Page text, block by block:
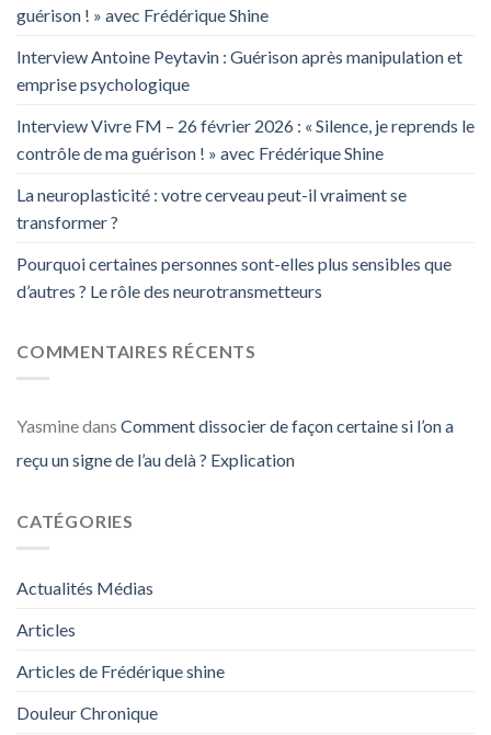
guérison ! » avec Frédérique Shine
Interview Antoine Peytavin : Guérison après manipulation et
emprise psychologique
Interview Vivre FM – 26 février 2026 : « Silence, je reprends le
contrôle de ma guérison ! » avec Frédérique Shine
La neuroplasticité : votre cerveau peut-il vraiment se
transformer ?
Pourquoi certaines personnes sont-elles plus sensibles que
d’autres ? Le rôle des neurotransmetteurs
COMMENTAIRES RÉCENTS
Yasminedans Comment dissocier de façon certaine si l’on a
reçu un signe de l’au delà ? Explication
CATÉGORIES
Actualités Médias
Articles
Articles de Frédérique shine
Douleur Chronique